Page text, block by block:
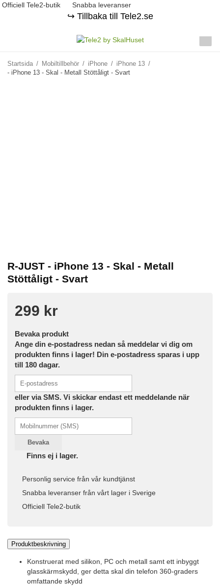
Officiell Tele2-butik Snabba leveranser
↪️ Tillbaka till Tele2.se
Startsida / Mobiltillbehör / iPhone / iPhone 13 /
- iPhone 13 - Skal - Metall Stöttåligt - Svart
R-JUST - iPhone 13 - Skal - Metall
Stöttåligt - Svart
299 kr
Bevaka produkt
Ange din e-postadress nedan så meddelar vi dig om
produkten finns i lager! Din e-postadress sparas i upp
till 180 dagar.
eller via SMS. Vi skickar endast ett meddelande när
produkten finns i lager.
Bevaka
Finns ej i lager.
Personlig service från vår kundtjänst
Snabba leveranser från vårt lager i Sverige
Officiell Tele2-butik
Produktbeskrivning
Konstruerat med silikon, PC och metall samt ett inbyggt
glasskärmskydd, ger detta skal din telefon 360-graders
omfattande skydd